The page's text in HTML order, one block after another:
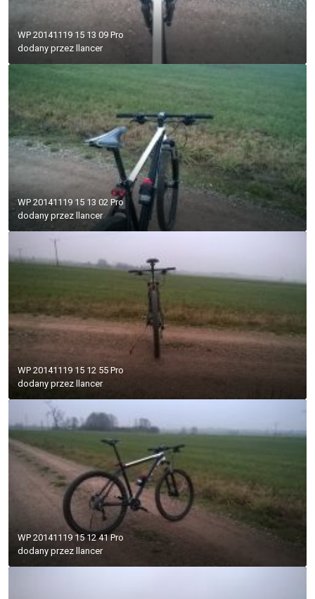
WP 20141119 15 13 09 Pro
dodany przez llancer
WP 20141119 15 13 02 Pro
dodany przez
llancer
WP 20141119 15 12 55 Pro
dodany przez llancer
WP 20141119 15 12 41 Pro
dodany przez
llancer